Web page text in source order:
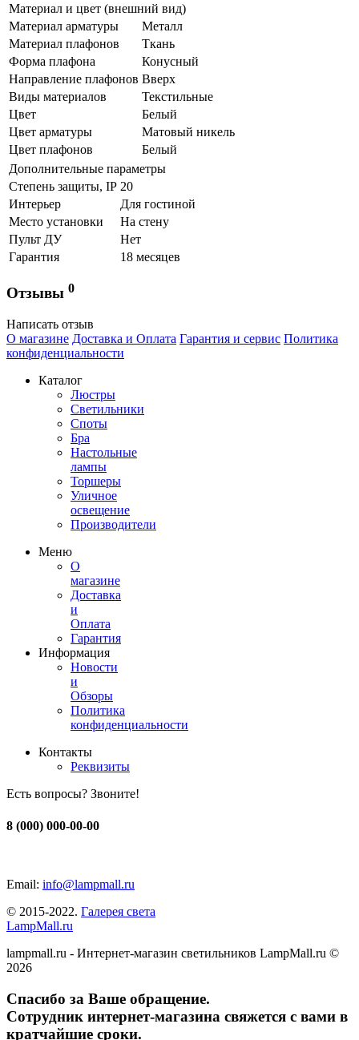
Материал и цвет (внешний вид)
Материал арматуры
Металл
Материал плафонов
Ткань
Форма плафона
Конусный
Направление плафонов Вверх
Виды материалов
Текстильные
Цвет
Белый
Цвет арматуры
Матовый никель
Цвет плафонов
Белый
Дополнительные параметры
Степень защиты, IP 20
Интерьер
Для гостиной
Место установки
На стену
Пульт ДУ
Нет
Гарантия
18 месяцев
Отзывы 0
Написать отзыв
О магазине Доставка и Оплата Гарантия и сервис Политика
конфиденциальности
Каталог
Люстры
Светильники
Споты
Бра
Настольные
лампы
Торшеры
Уличное
освещение
Производители
Меню
О
магазине
Доставка
и
Оплата
Гарантия
Информация
Новости
и
Обзоры
Политика
конфиденциальности
Контакты
Реквизиты
Есть вопросы? Звоните!
8 (000) 000-00-00
Email: info@lampmall.ru
© 2015-2022. Галерея света
LampMall.ru
lampmall.ru - Интернет-магазин светильников LampMall.ru ©
2026
Спасибо за Ваше обращение.
Сотрудник интернет-магазина свяжется с вами в
кратчайшие сроки.